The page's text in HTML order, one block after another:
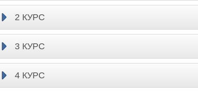
2 КУРС
3 КУРС
4 КУРС